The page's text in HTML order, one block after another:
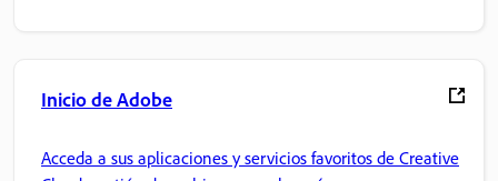
Inicio de Adobe
Acceda a sus aplicaciones y servicios favoritos de Creative